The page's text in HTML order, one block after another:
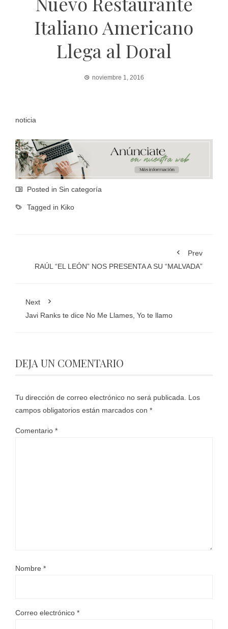
Italiano Americano
Llega al Doral
noviembre 1, 2016
noticia
Posted in Sin categoría
Tagged in Kiko
Prev
RAÚL “EL LEÓN” NOS PRESENTA A SU “MALVADA”
Next
Javi Ranks te dice No Me Llames, Yo te llamo
DEJA UN COMENTARIO
Tu dirección de correo electrónico no será publicada.
Los
campos obligatorios están marcados con *
Comentario *
Nombre *
Correo electrónico *